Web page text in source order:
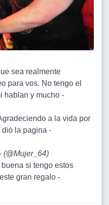
sea realmente
para vos. No tengo el
hablan y mucho -
a la vida por
diò la pagina -
(@Mujer_64)
si tengo estos
gran regalo -